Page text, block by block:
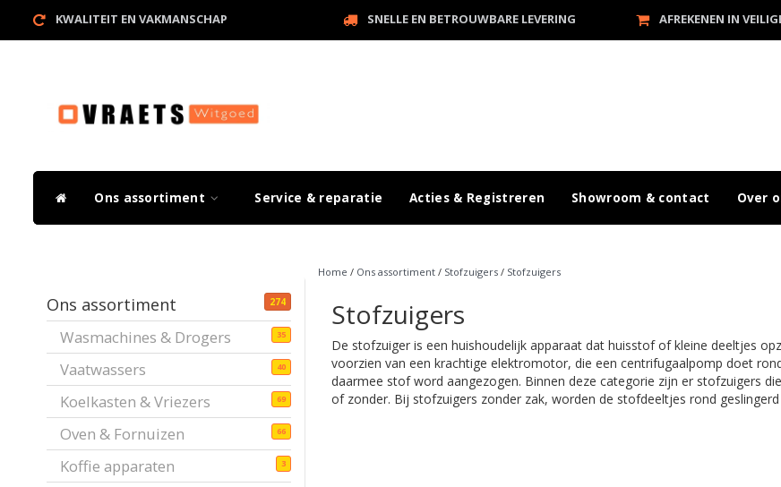
KWALITEIT EN VAKMANSCHAP SNELLE EN BETROUWBARE LEVERING AFREKENEN IN
Ons assortiment Service & reparatie Acties & Registreren Showroom & contact Over
Ons assortiment 274
Wasmachines & Drogers 35
Vaatwassers 40
Koelkasten & Vriezers 69
Oven & Fornuizen 66
Koffie apparaten 3
Home / Ons assortiment/ Stofzuigers/ Stofzuigers
Stofzuigers
De stofzuiger is een huishoudelijk apparaat dat huisstof of kleine deeltjes
voorzien van een krachtige elektromotor, die een centrifugaalpomp doet
daarmee stof word aangezogen. Binnen deze categorie zijn er stofzuigers
of zonder. Bij stofzuigers zonder zak, worden de stofdeeltjes rond geslingerd